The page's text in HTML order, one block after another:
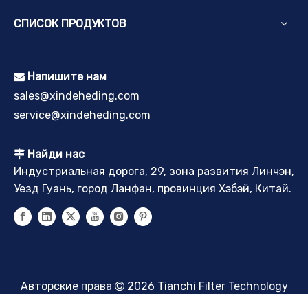
СПИСОК ПРОДУКТОВ
 Напишите нам
sales@xindeheding.com
service@xindeheding.com
 Найди нас
Индустриальная дорога, 29, зона развития Линчэн,
Уезд Гуань, город Ланфан, провинция Хэбэй, Китай.
Авторские права  2026 Tianchi Filter Technology